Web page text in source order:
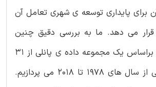
برای پایداری توسعه ی شهری تعامل آن
قرار می دهد. ما به بررسی دقیق چنین
تعاملاتی در چین براساس یک مجموعه داده ی پانلی از 31
واحد اداری استانی از سال های 1978 تا 2018 می پردازیم.